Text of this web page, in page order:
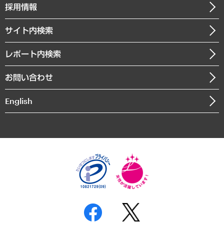
経済・産業・雇用・労働
まちづくり・観光・交通・スポーツ・スマートシティ
自然資源・農林水産業・食料システム
経営用語集
受託・受注実績（官公庁関連）
メディア掲載・出演
会社概要
沿革
組織図・本部部室紹介
インドネシア現地法人
個人情報保護方針
反社会的勢力に対する基本方針
ニュースリリース
お知らせ
採用情報
サイト内検索
レポート内検索
お問い合わせ
English